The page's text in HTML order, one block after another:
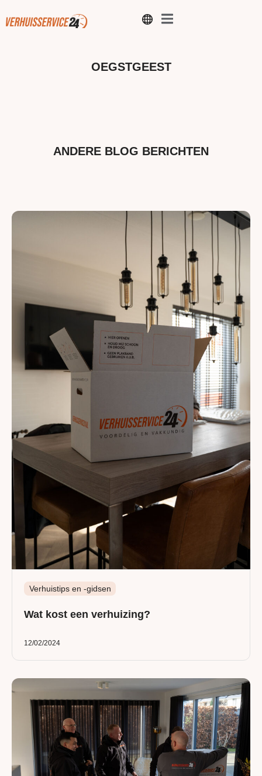
OEGSTGEEST
ANDERE BLOG BERICHTEN
Verhuistips en -gidsen
Wat kost een verhuizing?
12/02/2024